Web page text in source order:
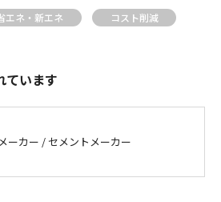
SDGsへの取り組み
持管理計画・維持管理情報
ーブをご使用のお客様へ
エネ・新エネ コスト削減
ています
ーカー / セメントメーカー